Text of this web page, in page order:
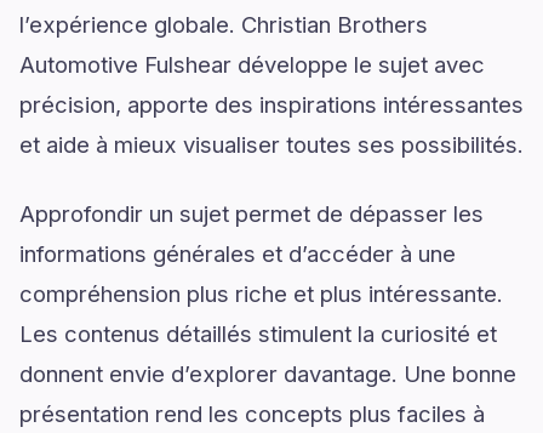
l’expérience globale. Christian Brothers
Automotive Fulshear développe le sujet avec
précision, apporte des inspirations intéressantes
et aide à mieux visualiser toutes ses possibilités.
Approfondir un sujet permet de dépasser les
informations générales et d’accéder à une
compréhension plus riche et plus intéressante.
Les contenus détaillés stimulent la curiosité et
donnent envie d’explorer davantage. Une bonne
présentation rend les concepts plus faciles à